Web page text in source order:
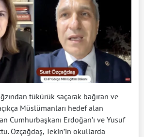
tükürük saçarak bağıran ve
Müslümanları hedef alan
Cumhurbaşkanı Erdoğan’ı ve Yusuf
Özçağdaş, Tekin’in okullarda